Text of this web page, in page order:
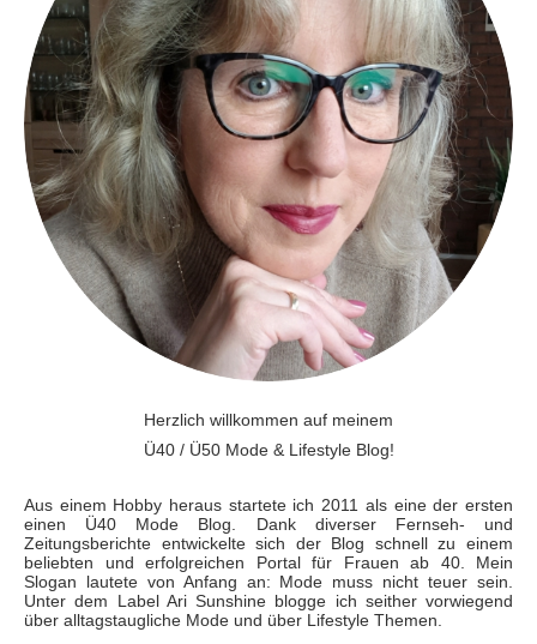
Herzlich willkommen auf meinem
Ü40 / Ü50 Mode & Lifestyle Blog!
Aus einem Hobby heraus startete ich 2011 als eine der ersten
einen Ü40 Mode Blog. Dank diverser Fernseh- und
Zeitungsberichte entwickelte sich der Blog schnell zu einem
beliebten und erfolgreichen Portal für Frauen ab 40. Mein
Slogan lautete von Anfang an: Mode muss nicht teuer sein.
Unter dem Label Ari Sunshine blogge ich seither vorwiegend
über alltagstaugliche Mode und über Lifestyle Themen.